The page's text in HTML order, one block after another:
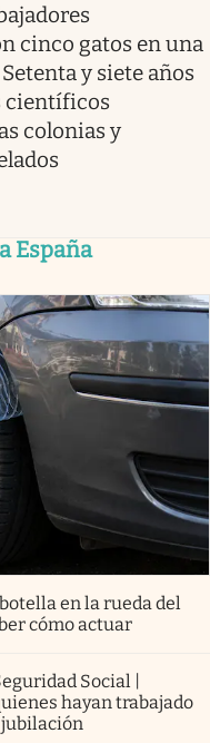
cinco gatos en una
y siete años
científicos
colonias y
España
en la rueda del
cómo actuar
Social |
hayan trabajado
jubilación